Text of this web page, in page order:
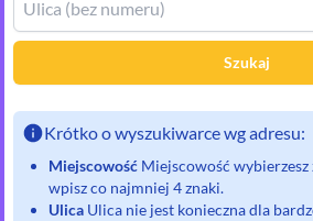
Szukaj
Krótko o wyszukiwarce wg adresu:
Miejscowość Miejscowość
wpisz co najmniej 4 znaki.
Ulica Ulica nie jest konieczna dla